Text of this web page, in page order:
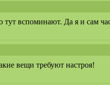
вспоминают. Да я и сам
вещи требуют настроя!